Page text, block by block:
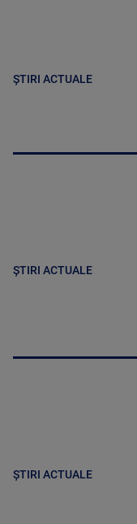
ȘTIRI ACTUALE
ȘTIRI ACTUALE
ȘTIRI ACTUALE